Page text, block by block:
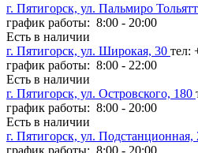
г. Пятигорск, ул. Пальмиро
график работы: 8:00 - 20:00
Есть в наличии
г. Пятигорск, ул. Широкая, 30 тел:
график работы: 8:00 - 22:00
Есть в наличии
г. Пятигорск, ул. Островского, 180
график работы: 8:00 - 20:00
Есть в наличии
г. Пятигорск, ул. Подстанционная,
график работы: 8:00 - 20:00